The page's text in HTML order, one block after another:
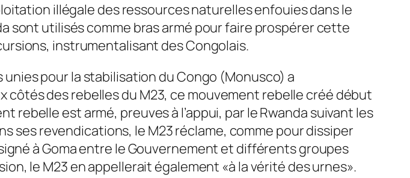
illégale des ressources naturelles enfouies dans le
sont utilisés comme bras armé pour faire prospérer cette
instrumentalisant des Congolais.
pour la stabilisation du Congo (Monusco) a
des rebelles du M23, ce mouvement rebelle créé début
rebelle est armé, preuves à l’appui, par le Rwanda suivant les
ses revendications, le M23 réclame, comme pour dissiper
à Goma entre le Gouvernement et différents groupes
le M23 en appellerait également «à la vérité des urnes».